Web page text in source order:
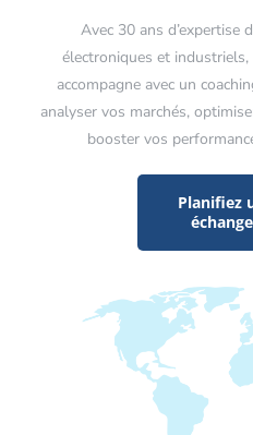
Avec 30 ans d’expertise
électroniques et industriels,
accompagne avec un
analyser vos marchés,
booster vos
Planifiez
échange